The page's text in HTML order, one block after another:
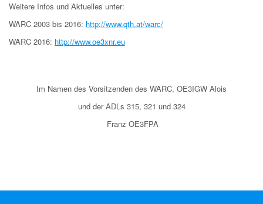
Weitere Infos und Aktuelles unter:
WARC 2003 bis 2016: http://www.qth.at/warc/
WARC 2016: http://www.oe3xnr.eu
Im Namen des Vorsitzenden des WARC, OE3IGW Alois
und der ADLs 315, 321 und 324
Franz OE3FPA